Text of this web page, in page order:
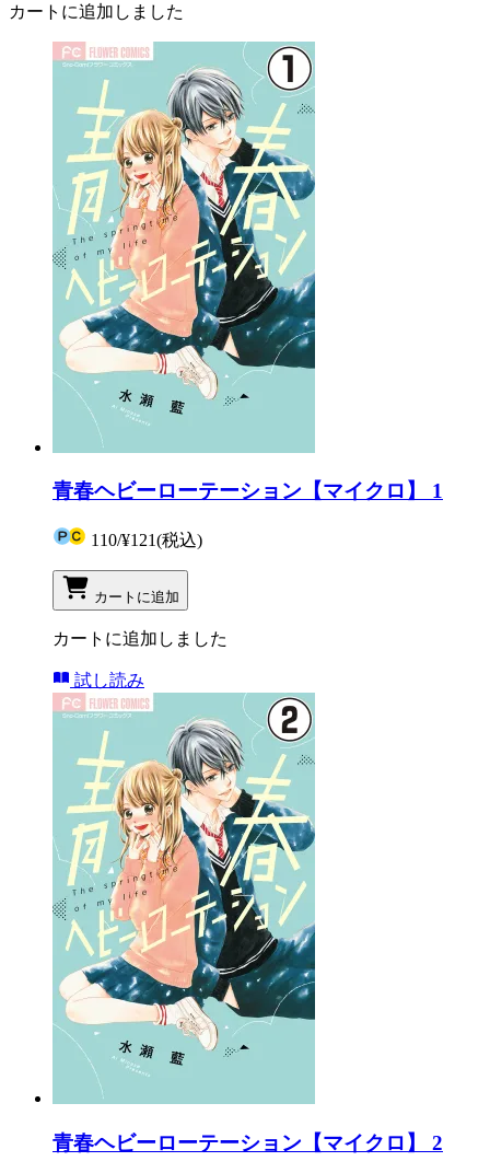
カートに追加しました
青春ヘビーローテーション【マイクロ】 1
110/¥121(税込)
カートに追加
カートに追加しました
試し読み
青春ヘビーローテーション【マイクロ】 2